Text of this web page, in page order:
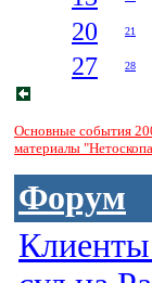
20 21
27 28
Основные события
материалы
Форум